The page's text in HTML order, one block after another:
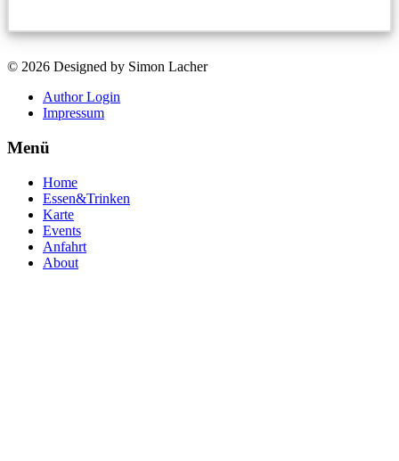
© 2026 Designed by Simon Lacher
Author Login
Impressum
Menü
Home
Essen&Trinken
Karte
Events
Anfahrt
About